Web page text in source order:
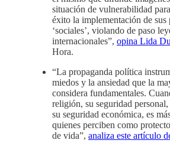
situación de vulnerabilidad
éxito la implementación de sus
‘sociales’, violando de paso
internacionales”, opina Lida
Hora.
“La propaganda política
miedos y la ansiedad que la
considera fundamentales.
religión, su seguridad
su seguridad económica, es
quienes perciben como
de vida”, analiza este artículo